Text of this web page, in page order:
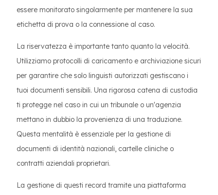
essere monitorato singolarmente per mantenere la sua
etichetta di prova o la connessione al caso.
La riservatezza è importante tanto quanto la velocità.
Utilizziamo protocolli di caricamento e archiviazione sicuri
per garantire che solo linguisti autorizzati gestiscano i
tuoi documenti sensibili. Una rigorosa catena di custodia
ti protegge nel caso in cui un tribunale o un'agenzia
mettano in dubbio la provenienza di una traduzione.
Questa mentalità è essenziale per la gestione di
documenti di identità nazionali, cartelle cliniche o
contratti aziendali proprietari.
La gestione di questi record tramite una piattaforma